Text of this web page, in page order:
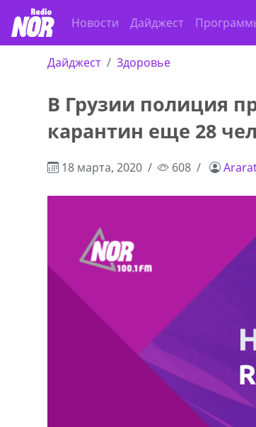
Новости Дайджест
Дайджест Здоровье
В Грузии полиция
карантин еще 28
18 марта, 2020 608